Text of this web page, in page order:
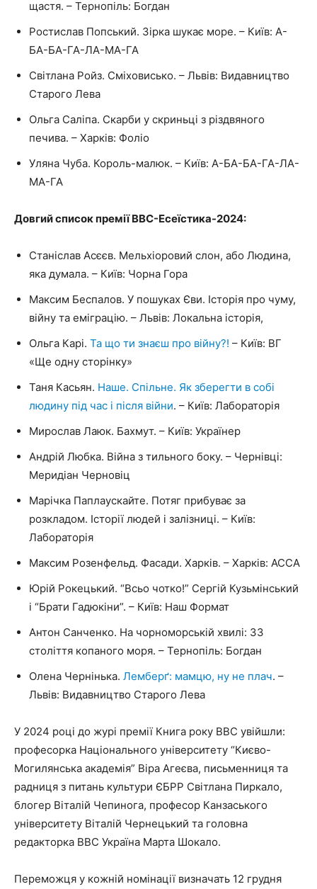
щастя. – Тернопіль: Богдан
Ростислав Попський. Зірка шукає море. – Київ: А-
БА-БА-ГА-ЛА-МА-ГА
Світлана Ройз. Сміховисько. – Львів: Видавництво
Старого Лева
Ольга Саліпа. Скарби у скриньці з різдвяного
печива. – Харків: Фоліо
Уляна Чуба. Король-малюк. – Київ: А-БА-БА-ГА-ЛА-
МА-ГА
Довгий список премії ВВС-Есеїстика-2024:
Станіслав Асєєв. Мельхіоровий слон, або Людина,
яка думала. – Київ: Чорна Гора
Максим Беспалов. У пошуках Єви. Історія про чуму,
війну та еміграцію. – Львів: Локальна історія,
Ольга Карі. Та що ти знаєш про війну?! – Київ: ВГ
«Ще одну сторінку»
Таня Касьян. Наше. Спільне. Як зберегти в собі
людину під час і після війни. – Київ: Лабораторія
Мирослав Лаюк. Бахмут. – Київ: Українер
Андрій Любка. Війна з тильного боку. – Чернівці:
Меридіан Черновіц
Марічка Паплаускайте. Потяг прибуває за
розкладом. Історії людей і залізниці. – Київ:
Лабораторія
Максим Розенфельд. Фасади. Харків. – Харків: АССА
Юрій Рокецький. “Всьо чотко!” Сергій Кузьмінський
і “Брати Гадюкіни”. – Київ: Наш Формат
Антон Санченко. На чорноморській хвилі: 33
століття копаного моря. – Тернопіль: Богдан
Олена Чернінька. Лемберґ: мамцю, ну не плач. –
Львів: Видавництво Старого Лева
У 2024 році до журі премії Книга року ВВС увійшли:
професорка Національного університету “Києво-
Могилянська академія” Віра Агеєва, письменниця та
радниця з питань культури ЄБРР Світлана Пиркало,
блогер Віталій Чепинога, професор Канзаського
університету Віталій Чернецький та головна
редакторка BBC Україна Марта Шокало.
Переможця у кожній номінації визначать 12 грудня